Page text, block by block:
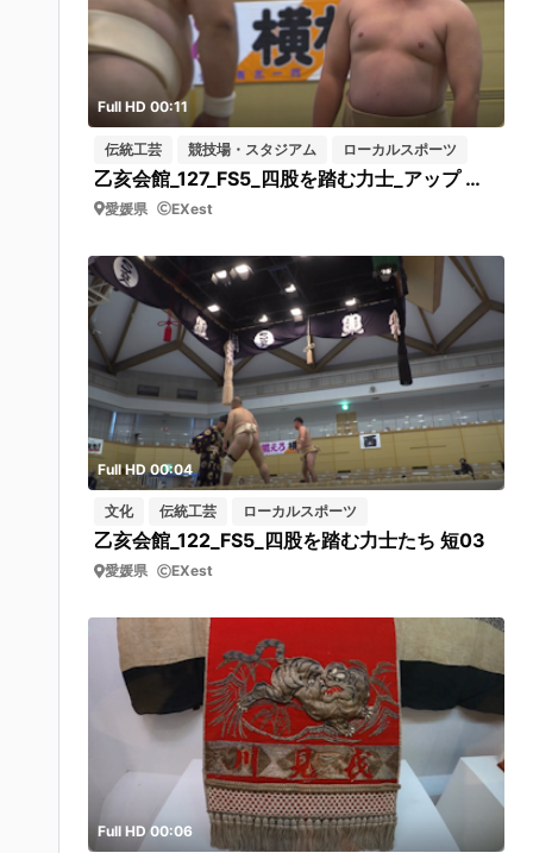
Full HD 00:11
伝統工芸 競技場・スタジアム ローカルスポーツ
乙亥会館_127_FS5_四股を踏む力士_アップ 短02
愛媛県 EXest
Full HD 00:04
文化 伝統工芸 ローカルスポーツ
乙亥会館_122_FS5_四股を踏む力士たち 短03
愛媛県 EXest
Full HD 00:06